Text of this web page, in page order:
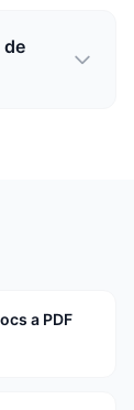
de
a PDF